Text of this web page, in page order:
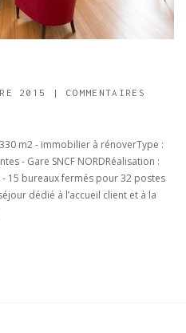
2015 | COMMENTAIRES
330 m2 - immobilier à rénoverType :
- Gare SNCF NORDRéalisation :
15 bureaux fermés pour 32 postes
dédié à l’accueil client et à la